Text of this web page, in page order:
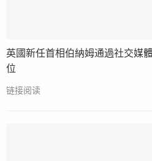
英國新任首相伯納姆通過社交媒
位
链接阅读